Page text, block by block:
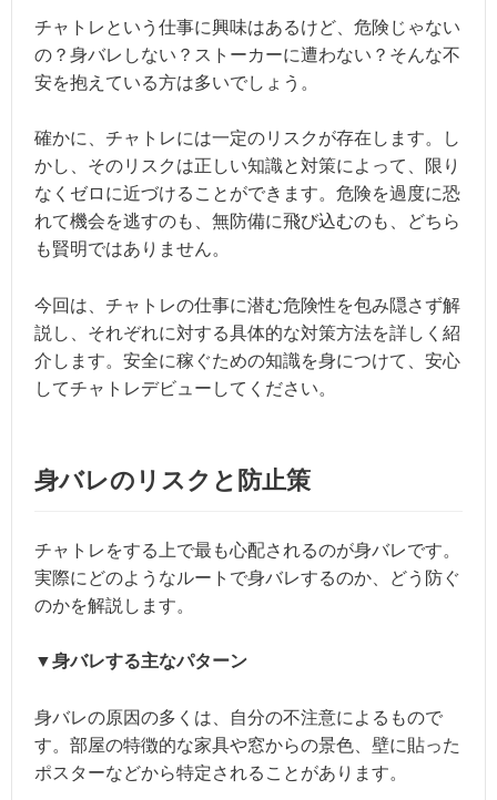
チャトレという仕事に興味はあるけど、危険じゃない
の？身バレしない？ストーカーに遭わない？そんな不
安を抱えている方は多いでしょう。
確かに、チャトレには一定のリスクが存在します。し
かし、そのリスクは正しい知識と対策によって、限り
なくゼロに近づけることができます。危険を過度に恐
れて機会を逃すのも、無防備に飛び込むのも、どちら
も賢明ではありません。
今回は、チャトレの仕事に潜む危険性を包み隠さず解
説し、それぞれに対する具体的な対策方法を詳しく紹
介します。安全に稼ぐための知識を身につけて、安心
してチャトレデビューしてください。
身バレのリスクと防止策
チャトレをする上で最も心配されるのが身バレです。
実際にどのようなルートで身バレするのか、どう防ぐ
のかを解説します。
▼身バレする主なパターン
身バレの原因の多くは、自分の不注意によるもので
す。部屋の特徴的な家具や窓からの景色、壁に貼った
ポスターなどから特定されることがあります。